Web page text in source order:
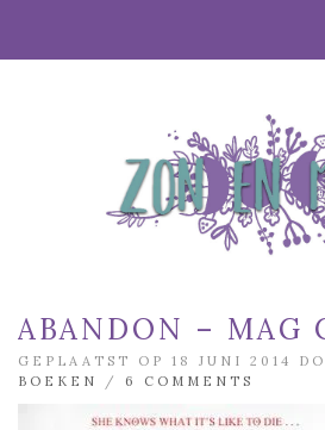
ABANDON – MAG
GEPLAATST OP 18 JUNI 2014
BOEKEN
/ 6 COMMENTS